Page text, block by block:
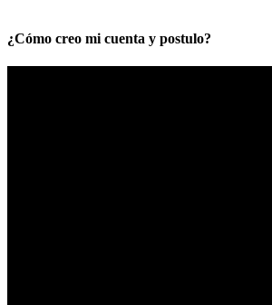
¿Cómo creo mi cuenta y postulo?